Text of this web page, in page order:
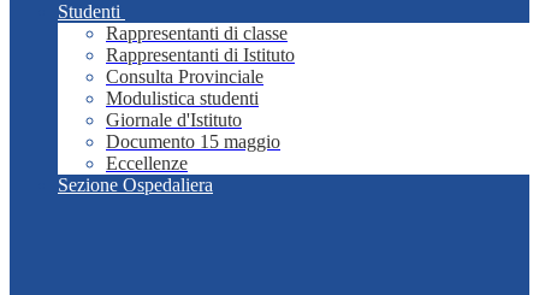
Studenti
Rappresentanti di classe
Rappresentanti di Istituto
Consulta Provinciale
Modulistica studenti
Giornale d'Istituto
Documento 15 maggio
Eccellenze
Sezione Ospedaliera